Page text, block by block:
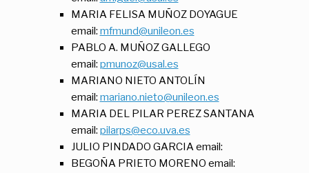
MARIA FELISA MUÑOZ DOYAGUE
email: mfmund@unileon.es
PABLO A. MUÑOZ GALLEGO
email: pmunoz@usal.es
MARIANO NIETO ANTOLÍN
email: mariano.nieto@unileon.es
MARIA DEL PILAR PEREZ SANTANA
email: pilarps@eco.uva.es
JULIO PINDADO GARCIA email:
BEGOÑA PRIETO MORENO email: